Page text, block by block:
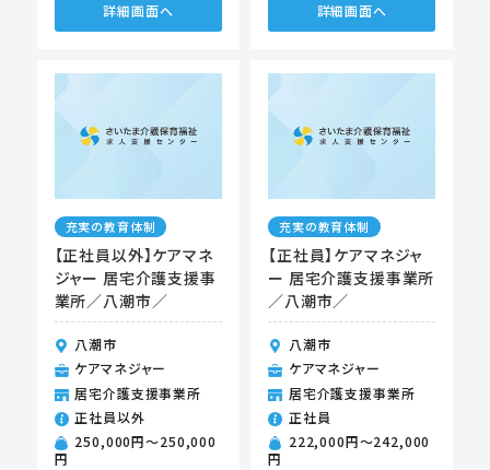
詳細画面へ 詳細画面へ
充実の教育体制
【正社員以外】ケアマネ
ジャー 居宅介護支援事
業所／八潮市／
八潮市
ケアマネジャー
居宅介護支援事業所
正社員以外
250,000円〜250,000
円
充実の教育体制
【正社員】ケアマネジャ
ー 居宅介護支援事業所
／八潮市／
八潮市
ケアマネジャー
居宅介護支援事業所
正社員
222,000円〜242,000
円